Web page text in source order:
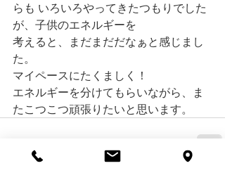
らも いろいろやってきたつもりでした
が、子供のエネルギーを
考えると、まだまだだなぁと感じまし
た。
マイペースにたくましく！
エネルギーを分けてもらいながら、ま
たこつこつ頑張りたいと思います。